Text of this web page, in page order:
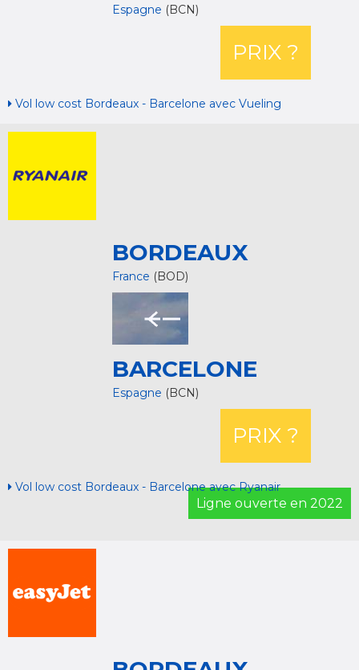
Espagne (BCN)
PRIX ?
Vol low cost Bordeaux - Barcelone avec Vueling
BORDEAUX
France (BOD)
BARCELONE
Espagne (BCN)
PRIX ?
Vol low cost Bordeaux - Barcelone avec Ryanair
Ligne ouverte en 2022